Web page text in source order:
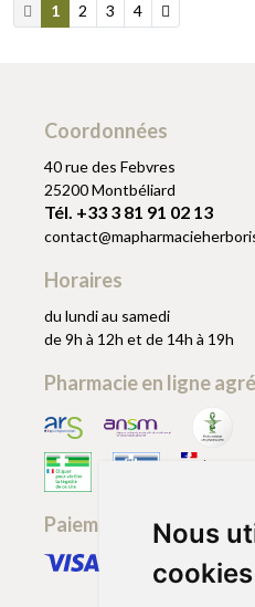
Nous
cookies
1 2 3 4
Coordonnées
40 rue des Febvres
25200 Montbéliard
Tél. +33 3 81 91 02 13
contact@
Horaires
du lundi au samedi
de 9h à 12h et de 14h à 19h
Pharmacie en ligne
Paiement sécurisé